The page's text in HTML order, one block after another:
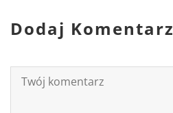
Dodaj Komentarz